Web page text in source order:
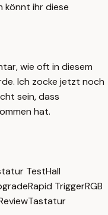
könnt ihr diese
wie oft in diesem
Ich zocke jetzt noch
sein, dass
hat.
TestHall
Rapid TriggerRGB
Tastatur